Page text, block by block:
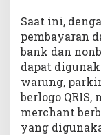
Saat ini,
pembayaran
bank dan
dapat
warung,
berlogo QRIS,
merchant
yang